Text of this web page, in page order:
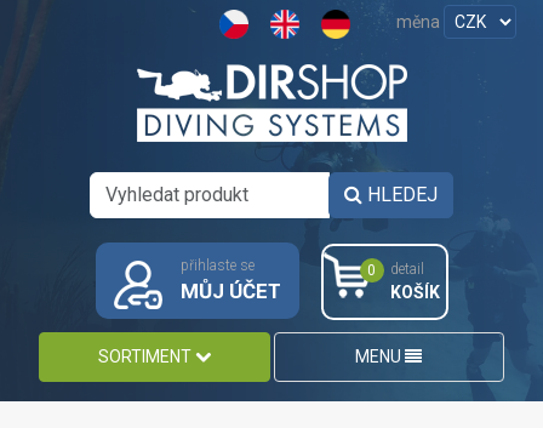
měna
HLEDEJ
přihlaste se
MŮJ ÚČET
0 detail
KOŠÍK
SORTIMENT MENU